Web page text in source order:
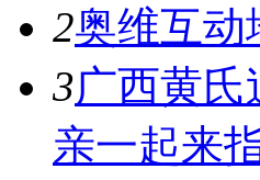
2奥维互动
3广西黄
亲一起来